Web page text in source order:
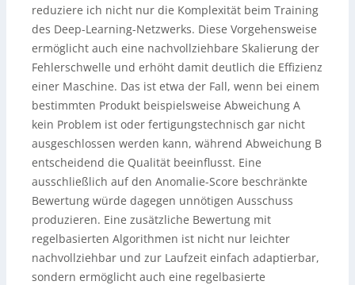
reduziere ich nicht nur die Komplexität beim Training
des Deep-Learning-Netzwerks. Diese Vorgehensweise
ermöglicht auch eine nachvollziehbare Skalierung der
Fehlerschwelle und erhöht damit deutlich die Effizienz
einer Maschine. Das ist etwa der Fall, wenn bei einem
bestimmten Produkt beispielsweise Abweichung A
kein Problem ist oder fertigungstechnisch gar nicht
ausgeschlossen werden kann, während Abweichung B
entscheidend die Qualität beeinflusst. Eine
ausschließlich auf den Anomalie-Score beschränkte
Bewertung würde dagegen unnötigen Ausschuss
produzieren. Eine zusätzliche Bewertung mit
regelbasierten Algorithmen ist nicht nur leichter
nachvollziehbar und zur Laufzeit einfach adaptierbar,
sondern ermöglicht auch eine regelbasierte